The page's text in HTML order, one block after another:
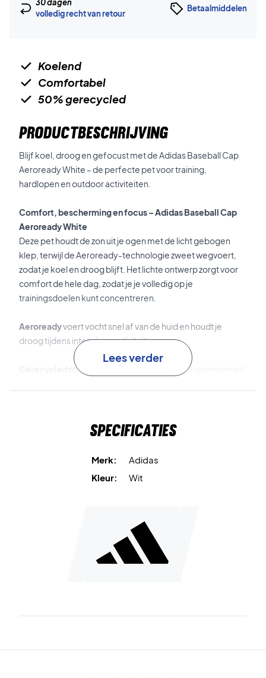
30 dagen
volledig recht van retour
Betaalmiddelen
Koelend
Comfortabel
50% gerecycled
PRODUCTBESCHRIJVING
Blijf koel, droog en gefocust met de Adidas Baseball Cap
Aeroready White – de perfecte pet voor training,
hardlopen en outdoor activiteiten.
Comfort, bescherming en focus – Adidas Baseball Cap
Aeroready White
Deze pet houdt de zon uit je ogen met de licht gebogen
klep, terwijl de Aeroready-technologie zweet wegvoert,
zodat je koel en droog blijft. Het lichte ontwerp zorgt voor
comfort de hele dag, zodat je je volledig op je
trainingsdoelen kunt concentreren.
Aeroreadyvoert vocht snel af van de huid en houdt je
droog tijdens intensieve activiteiten.
Gerecycled materiaal
– deze pet is gemaakt van minimaal
Blijf gefocust en stijlvol – koop de Adidas Baseball Cap
Lees verder
Specificaties
Merk:
Adidas
Kleur:
Wit